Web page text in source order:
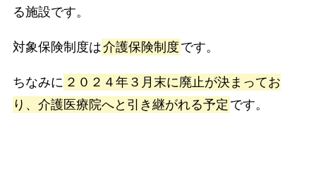
る施設です。
対象保険制度は介護保険制度 です。
ちなみに ２０２４年３月末に廃止が決まってお
り、介護医療院へと引き継がれる予定 です。